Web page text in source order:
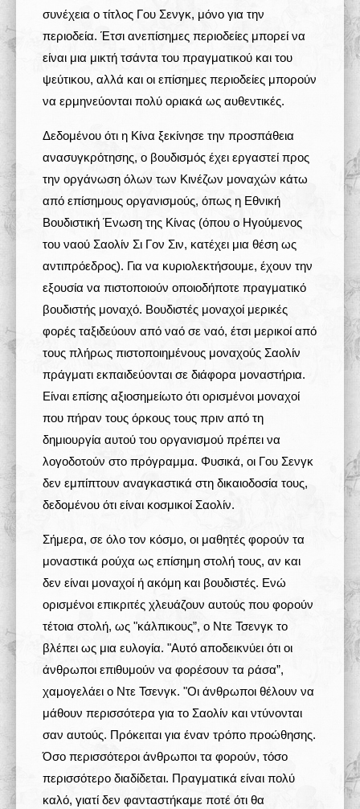
συνέχεια ο τίτλος Γου Σενγκ, μόνο για την
περιοδεία. Έτσι ανεπίσημες περιοδείες μπορεί να
είναι μια μικτή τσάντα του πραγματικού και του
ψεύτικου, αλλά και οι επίσημες περιοδείες μπορούν
να ερμηνεύονται πολύ οριακά ως αυθεντικές.
Δεδομένου ότι η Κίνα ξεκίνησε την προσπάθεια
ανασυγκρότησης, ο βουδισμός έχει εργαστεί προς
την οργάνωση όλων των Κινέζων μοναχών κάτω
από επίσημους οργανισμούς, όπως η Εθνική
Βουδιστική Ένωση της Κίνας (όπου ο Ηγούμενος
του ναού Σαολίν Σι Γον Σιν, κατέχει μια θέση ως
αντιπρόεδρος). Για να κυριολεκτήσουμε, έχουν την
εξουσία να πιστοποιούν οποιοδήποτε πραγματικό
βουδιστής μοναχό. Βουδιστές μοναχοί μερικές
φορές ταξιδεύουν από ναό σε ναό, έτσι μερικοί από
τους πλήρως πιστοποιημένους μοναχούς Σαολίν
πράγματι εκπαιδεύονται σε διάφορα μοναστήρια.
Είναι επίσης αξιοσημείωτο ότι ορισμένοι μοναχοί
που πήραν τους όρκους τους πριν από τη
δημιουργία αυτού του οργανισμού πρέπει να
λογοδοτούν στο πρόγραμμα. Φυσικά, οι Γου Σενγκ
δεν εμπίπτουν αναγκαστικά στη δικαιοδοσία τους,
δεδομένου ότι είναι κοσμικοί Σαολίν.
Σήμερα, σε όλο τον κόσμο, οι μαθητές φορούν τα
μοναστικά ρούχα ως επίσημη στολή τους, αν και
δεν είναι μοναχοί ή ακόμη και βουδιστές. Ενώ
ορισμένοι επικριτές χλευάζουν αυτούς που φορούν
τέτοια στολή, ως "κάλπικους”, ο Ντε Τσενγκ το
βλέπει ως μια ευλογία. "Αυτό αποδεικνύει ότι οι
άνθρωποι επιθυμούν να φορέσουν τα ράσα”,
χαμογελάει ο Ντε Τσενγκ. "Οι άνθρωποι θέλουν να
μάθουν περισσότερα για το Σαολίν και ντύνονται
σαν αυτούς. Πρόκειται για έναν τρόπο προώθησης.
Όσο περισσότεροι άνθρωποι τα φορούν, τόσο
περισσότερο διαδίδεται. Πραγματικά είναι πολύ
καλό, γιατί δεν φανταστήκαμε ποτέ ότι θα